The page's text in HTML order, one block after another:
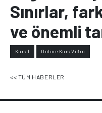
Sınırlar,
ve önemli
Kurs 1 Online Kurs Video
<< TÜM HABERLER